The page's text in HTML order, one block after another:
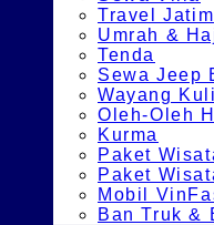
Travel Jatim
Umrah &
Tenda
Sewa Jeep
Wayang
Oleh-Oleh
Kurma
Paket
Paket
Mobil
Ban Truk &